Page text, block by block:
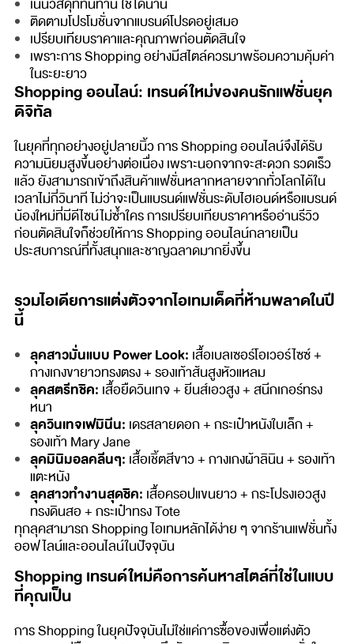
เน้นวัสดุที่ทนทาน ใช้ได้นาน
ติดตามโปรโมชั่นจากแบรนด์โปรดอยู่เสมอ
เปรียบเทียบราคาและคุณภาพก่อนตัดสินใจ
เพราะการ Shopping อย่างมีสไตล์ควรมาพร้อมความคุ้มค่า
ในระยะยาว
Shopping ออนไลน์: เทรนด์ใหม่ของคนรักแฟชั่นยุค
ดิจิทัล
ในยุคที่ทุกอย่างอยู่ปลายนิ้ว การ Shopping ออนไลน์จึงได้รับ
ความนิยมสูงขึ้นอย่างต่อเนื่อง เพราะนอกจากจะสะดวก รวดเร็ว
แล้ว ยังสามารถเข้าถึงสินค้าแฟชั่นหลากหลายจากทั่วโลกได้ใน
เวลาไม่กี่วินาที ไม่ว่าจะเป็นแบรนด์แฟชั่นระดับไฮเอนด์หรือแบรนด์
น้องใหม่ที่มีดีไซน์ไม่ซ้ำใคร การเปรียบเทียบราคาหรืออ่านรีวิว
ก่อนตัดสินใจก็ช่วยให้การ Shopping ออนไลน์กลายเป็น
ประสบการณ์ที่ทั้งสนุกและชาญฉลาดมากยิ่งขึ้น
รวมไอเดียการแต่งตัวจากไอเทมเด็ดที่ห้ามพลาดในปี
นี้
ลุคสาวมั่นแบบ Power Look: เสื้อเบลเซอร์โอเวอร์ไซซ์ +
กางเกงขายาวทรงตรง + รองเท้าส้นสูงหัวแหลม
ลุคสตรีทชิค: เสื้อยืดวินเทจ + ยีนส์เอวสูง + สนีกเกอร์ทรง
หนา
ลุควินเทจเฟมินีน: เดรสลายดอก + กระเป๋าหนังใบเล็ก +
รองเท้า Mary Jane
ลุคมินิมอลคลีนๆ: เสื้อเชิ้ตสีขาว + กางเกงผ้าลินิน + รองเท้า
แตะหนัง
ลุคสาวทำงานสุดชิค: เสื้อครอปแขนยาว + กระโปรงเอวสูง
ทรงดินสอ + กระเป๋าทรง Tote
ทุกลุคสามารถ Shopping ไอเทมหลักได้ง่าย ๆ จากร้านแฟชั่นทั้ง
ออฟไลน์และออนไลน์ในปัจจุบัน
Shopping เทรนด์ใหม่คือการค้นหาสไตล์ที่ใช่ในแบบ
ที่คุณเป็น
การ Shopping ในยุคปัจจุบันไม่ใช่แค่การซื้อของเพื่อแต่งตัว